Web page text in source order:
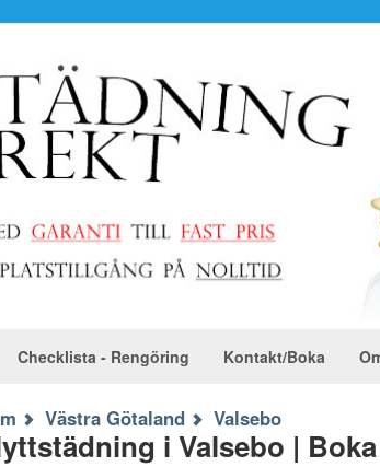
Checklista - Rengöring Kontakt/Boka
Västra Götaland Valsebo
i Valsebo |